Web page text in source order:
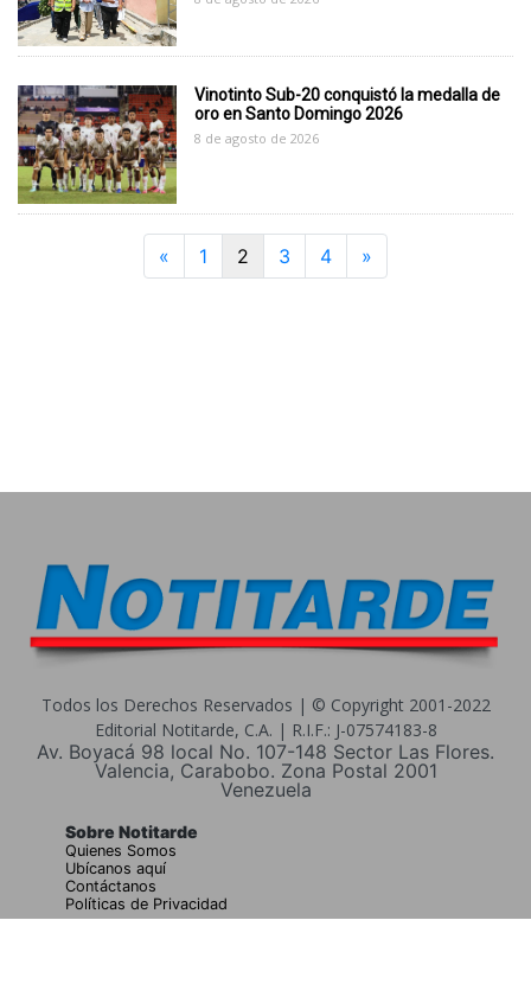
Vinotinto Sub-20 conquistó la medalla de
oro en Santo Domingo 2026
8 de agosto de 2026
« Previous
1 2 3 4 »
Todos los Derechos Reservados | © Copyright 2001-2022
Editorial Notitarde, C.A. | R.I.F.: J-07574183-8
Av. Boyacá 98 local No. 107-148 Sector Las Flores.
Valencia, Carabobo. Zona Postal 2001
Venezuela
Sobre Notitarde
Quienes Somos
Ubícanos aquí
Contáctanos
Políticas de Privacidad